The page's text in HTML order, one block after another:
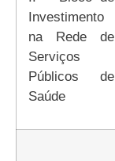
Investimento
na Rede de
Serviços
Públicos de
Saúde